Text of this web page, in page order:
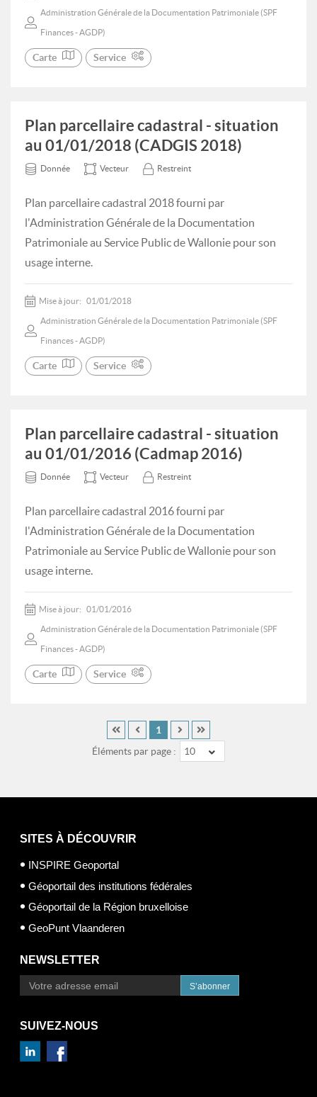
Administration Générale de la Documentation Patrimoniale (SPF
Finances - AGDP)
Carte Service
Plan parcellaire cadastral - situation
au 01/01/2018 (CADGIS 2018)
Donnée Vecteur Restreint
Plan parcellaire cadastral 2018 fourni par
l'Administration Générale de la Documentation
Patrimoniale au Service Public de Wallonie pour son
usage interne.
Mise à jour: 01/01/2018
Administration Générale de la Documentation Patrimoniale (SPF
Finances - AGDP)
Carte Service
Plan parcellaire cadastral - situation
au 01/01/2016 (Cadmap 2016)
Donnée Vecteur Restreint
Plan parcellaire cadastral 2016 fourni par
l'Administration Générale de la Documentation
Patrimoniale au Service Public de Wallonie pour son
usage interne.
Mise à jour: 01/01/2016
Administration Générale de la Documentation Patrimoniale (SPF
Finances - AGDP)
Carte Service
Éléments par page : 10
1
SITES À DÉCOUVRIR
INSPIRE Geoportal
Géoportail des institutions fédérales
Géoportail de la Région bruxelloise
GeoPunt Vlaanderen
NEWSLETTER
S’abonner
SUIVEZ-NOUS